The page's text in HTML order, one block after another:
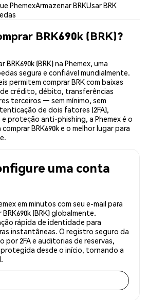
PhemexArmazenar BRKUsar BRK
BRK690k (BRK)?
(BRK) na Phemex, uma
segura e confiável mundialmente.
permitem comprar BRK com baixas
crédito, débito, transferências
terceiros — sem mínimo, sem
de dois fatores (2FA),
proteção anti-phishing, a Phemex é o
BRK690k e o melhor lugar para
uma conta
em minutos com seu e-mail para
(BRK) globalmente.
rápida de identidade para
instantâneas. O registro seguro da
por 2FA e auditorias de reservas,
desde o início, tornando a